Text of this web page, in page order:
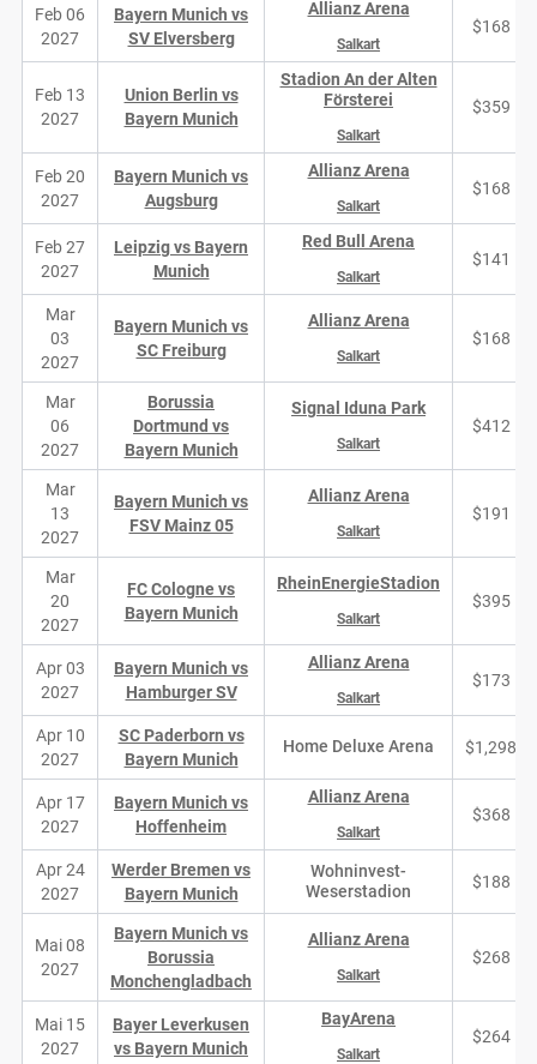
Feb 06
2027
Bayern Munich vs
SV Elversberg
Allianz Arena
Salkart
$168
Feb 13
2027
Union Berlin vs
Bayern Munich
Stadion An der Alten
Försterei
Salkart
$359
Feb 20
2027
Bayern Munich vs
Augsburg
Allianz Arena
Salkart
$168
Feb 27
2027
Leipzig vs Bayern
Munich
Red Bull Arena
Salkart
$141
Mar
03
2027
Bayern Munich vs
SC Freiburg
Allianz Arena
Salkart
$168
Mar
06
2027
Borussia
Dortmund vs
Bayern Munich
Signal Iduna Park
Salkart
$412
Mar
13
2027
Bayern Munich vs
FSV Mainz 05
Allianz Arena
Salkart
$191
Mar
20
2027
FC Cologne vs
Bayern Munich
RheinEnergieStadion
Salkart
$395
Apr 03
2027
Bayern Munich vs
Hamburger SV
Allianz Arena
Salkart
$173
Apr 10
2027
SC Paderborn vs
Bayern Munich
Home Deluxe Arena $1,298
Apr 17
2027
Bayern Munich vs
Hoffenheim
Allianz Arena
Salkart
$368
Apr 24
2027
Werder Bremen vs
Bayern Munich
Wohninvest-
Weserstadion
$188
Mai 08
2027
Bayern Munich vs
Borussia
Monchengladbach
Allianz Arena
Salkart
$268
Mai 15
2027
Bayer Leverkusen
vs Bayern Munich
BayArena
Salkart
$264